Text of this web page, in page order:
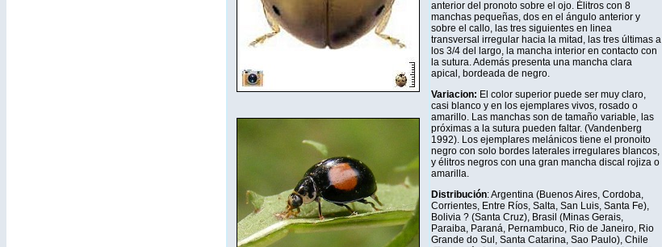
anterior del pronoto sobre el ojo. Élitros con 8
manchas pequeñas, dos en el ángulo anterior y
sobre el callo, las tres siguientes en linea
transversal irregular hacia la mitad, las tres últimas a
los 3/4 del largo, la mancha interior en contacto con
la sutura. Además presenta una mancha clara
apical, bordeada de negro.
Variacion: El color superior puede ser muy claro,
casi blanco y en los ejemplares vivos, rosado o
amarillo. Las manchas son de tamaño variable, las
próximas a la sutura pueden faltar. (Vandenberg
1992). Los ejemplares melánicos tiene el pronoito
negro con solo bordes laterales irregulares blancos,
y élitros negros con una gran mancha discal rojiza o
amarilla.
Distribución: Argentina (Buenos Aires, Cordoba,
Corrientes, Entre Ríos, Salta, San Luis, Santa Fe),
Bolivia ? (Santa Cruz), Brasil (Minas Gerais,
Paraiba, Paraná, Pernambuco, Rio de Janeiro, Rio
Grande do Sul, Santa Catarina, Sao Paulo), Chile